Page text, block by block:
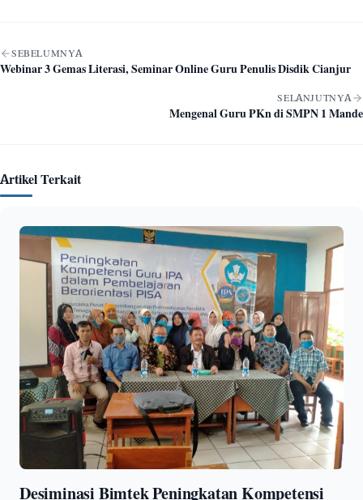
Navigasi artikel
SEBELUMNYA
Webinar 3 Gemas Literasi, Seminar Online Guru Penulis Disdik Cianjur
SELANJUTNYA
Mengenal Guru PKn di SMPN 1 Mande
Artikel Terkait
Desiminasi Bimtek Peningkatan Kompetensi